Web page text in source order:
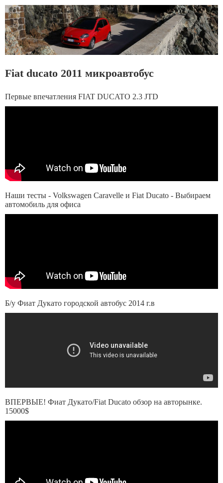
Fiat ducato 2011 микроавтобус
Первые впечатления FIAT DUCATO 2.3 JTD
Наши тесты - Volkswagen Caravelle и Fiat Ducato - Выбираем
автомобиль для офиса
Б/у Фиат Дукато городской автобус 2014 г.в
ВПЕРВЫЕ! Фиат Дукато/Fiat Ducato обзор на авторынке.
15000$